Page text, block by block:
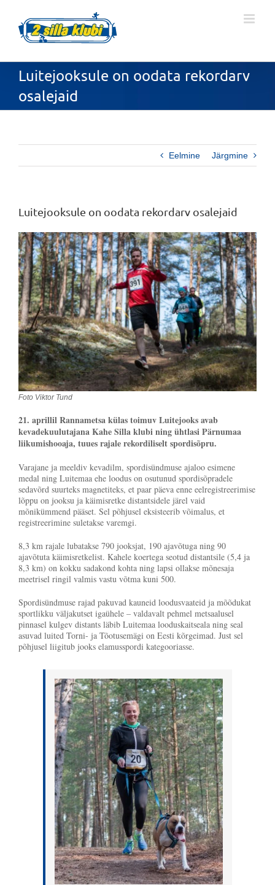
content
Luitejooksule on oodata rekordarv
osalejaid
Eelmine Järgmine
Luitejooksule on oodata rekordarv osalejaid
Foto Viktor Tund
21. aprillil Rannametsa külas toimuv Luitejooks avab
kevadekuulutajana Kahe Silla klubi ning ühtlasi Pärnumaa
liikumishooaja, tuues rajale rekordiliselt spordisõpru.
Varajane ja meeldiv kevadilm, spordisündmuse ajaloo esimene
medal ning Luitemaa ehe loodus on osutunud spordisõpradele
sedavõrd suurteks magnetiteks, et paar päeva enne eelregistreerimise
lõppu on jooksu ja käimisretke distantsidele järel vaid
mõnikümmend pääset. Sel põhjusel eksisteerib võimalus, et
registreerimine suletakse varemgi.
8,3 km rajale lubatakse 790 jooksjat, 190 ajavõtuga ning 90
ajavõtuta käimisretkelist. Kahele koertega seotud distantsile (5,4 ja
8,3 km) on kokku sadakond kohta ning lapsi ollakse mõnesaja
meetrisel ringil valmis vastu võtma kuni 500.
Spordisündmuse rajad pakuvad kauneid loodusvaateid ja mõõdukat
sportlikku väljakutset igaühele – valdavalt pehmel metsaalusel
pinnasel kulgev distants läbib Luitemaa looduskaitseala ning seal
asuvad luited Torni- ja Tõotusemägi on Eesti kõrgeimad. Just sel
põhjusel liigitub jooks elamusspordi kategooriasse.